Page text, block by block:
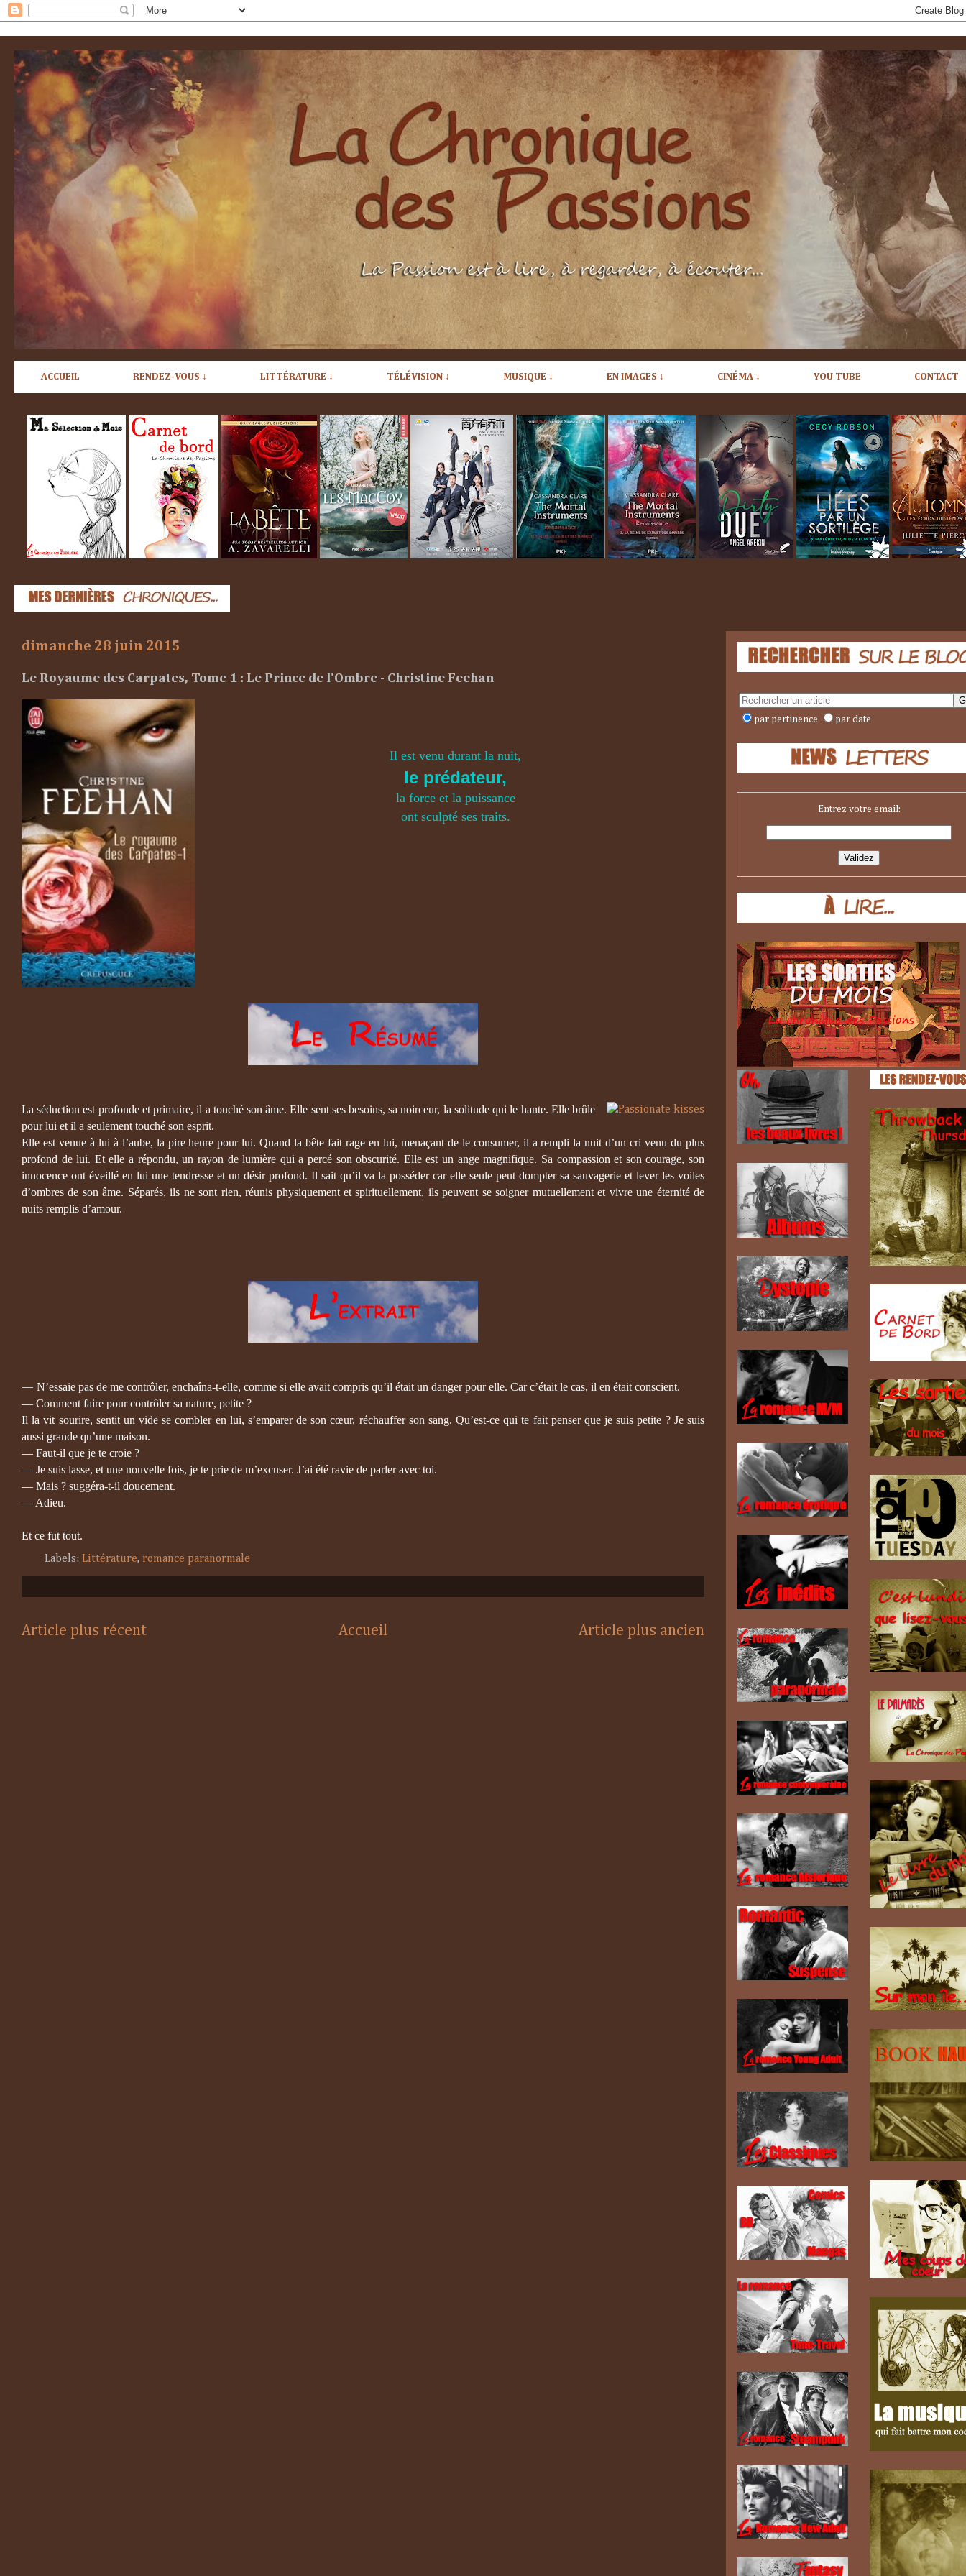
ACCUEIL RENDEZ-VOUS ↓ LITTÉRATURE ↓ TÉLÉVISION ↓ MUSIQUE ↓ EN IMAGES ↓ CINÉMA ↓ YOU TUBE CONTACT
dimanche 28 juin 2015
Le Royaume des Carpates, Tome 1 : Le Prince de l'Ombre - Christine Feehan
Il est venu durant la nuit,
le prédateur,
la force et la puissance
ont sculpté ses traits.
La séduction est profonde et primaire, il a touché son âme. Elle sent sesbesoins, sa noirceur, la solitude qui le hante. Elle brûle
pour lui et il a seulement touché son esprit.
Elle est venue à lui à l’aube, la pire heure pour lui. Quand la bête fait rage en lui, menaçant de le consumer, il a rempli la nuit d’un cri venu du plus
profond de lui. Et elle a répondu, un rayon de lumière qui a percé son obscurité. Elle est un ange magnifique. Sa compassion et son courage, son
innocence ont éveillé en lui une tendresse et un désir profond. Il sait qu’il va la posséder car elle seule peut dompter sa sauvagerie et lever les voiles
d’ombres de son âme. Séparés, ils ne sont rien, réunis physiquement et spirituellement, ils peuvent se soigner mutuellement et vivre une éternité de
nuits remplis d’amour.
— N’essaie pas de me contrôler, enchaîna-t-elle, comme si elle avait compris qu’il était un danger pour elle. Car c’était le cas, il en était conscient.
— Comment faire pour contrôler sa nature, petite ?
Il la vit sourire, sentit un vide se combler en lui, s’emparer de son cœur, réchauffer son sang. Qu’est-ce qui te fait penser que je suis petite ? Je suis
aussi grande qu’une maison.
— Faut-il que je te croie ?
— Je suis lasse, et une nouvelle fois, je te prie de m’excuser. J’ai été ravie de parler avec toi.
— Mais ? suggéra-t-il doucement.
— Adieu.
Et ce fut tout.
Labels: Littérature, romance paranormale
Article plus récent Article plus ancien
Accueil
par pertinence par date
Entrez votre email: